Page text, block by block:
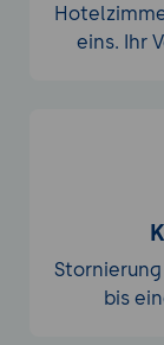
eins. Ihr
bis